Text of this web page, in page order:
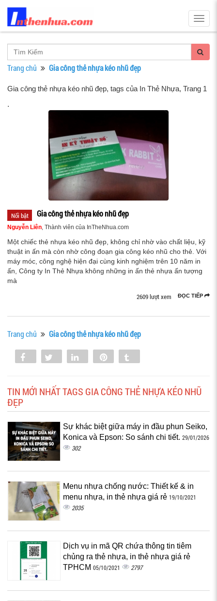
Trang chủ Gia công thẻ nhựa kéo nhũ đẹp
Gia công thẻ nhựa kéo nhũ đẹp, tags của In Thẻ Nhựa, Trang 1
.
Nổi bật Gia công thẻ nhựa kéo nhũ đẹp
Nguyễn Liên, Thành viên của InTheNhua.com
Một chiếc thẻ nhựa kéo nhũ đẹp, không chỉ nhờ vào chất liệu, kỹ
thuật in ấn mà còn nhờ công đoạn gia công kéo nhũ cho thẻ. Với
máy móc, công nghệ hiện đại cùng kinh nghiệm trên 10 năm in
ấn, Công ty In Thẻ Nhựa không những in ấn thẻ nhựa ấn tượng
mà
ĐỌC TIẾP
2609 lượt xem
Trang chủ Gia công thẻ nhựa kéo nhũ đẹp
Share Tweet Share
TIN MỚI NHẤT TAGS GIA CÔNG THẺ NHỰA KÉO NHŨ
ĐẸP
Sự khác biệt giữa máy in đầu phun Seiko,
Konica và Epson: So sánh chi tiết. 29/01/2026
302
Menu nhựa chống nước: Thiết kế & in
menu nhựa, in thẻ nhựa giá rẻ 19/10/2021
2035
Dịch vụ in mã QR chứa thông tin tiêm
chủng ra thẻ nhựa, in thẻ nhựa giá rẻ
TPHCM 05/10/2021 2797